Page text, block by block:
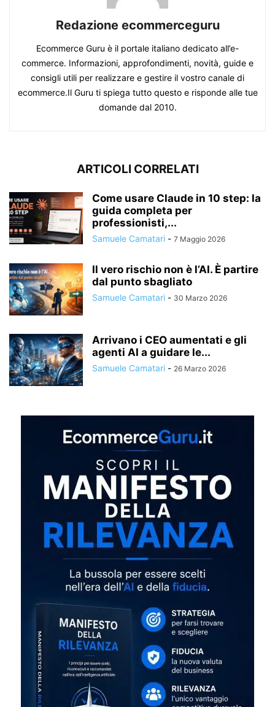
Redazione ecommerceguru
Ecommerce Guru è il portale italiano dedicato all’e-
commerce. Informazioni, approfondimenti, novità, guide e
consigli utili per realizzare e gestire il vostro canale di
ecommerce.Il Guru ti spiega tutto questo e risponde alle tue
domande dal 2010.
ARTICOLI CORRELATI
Come usare Claude in 10 step: la
guida completa per
professionisti,...
Samuele Camatari - 7 Maggio 2026
Il vero rischio non è l’AI. È partire
dal punto sbagliato
Samuele Camatari - 30 Marzo 2026
Arrivano i CEO aumentati e gli
agenti AI a guidare le...
Samuele Camatari - 26 Marzo 2026